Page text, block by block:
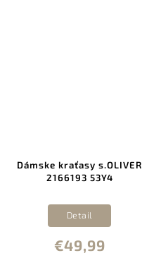
Dámske kraťasy s.OLIVER
2166193 53Y4
€49,99
Detail